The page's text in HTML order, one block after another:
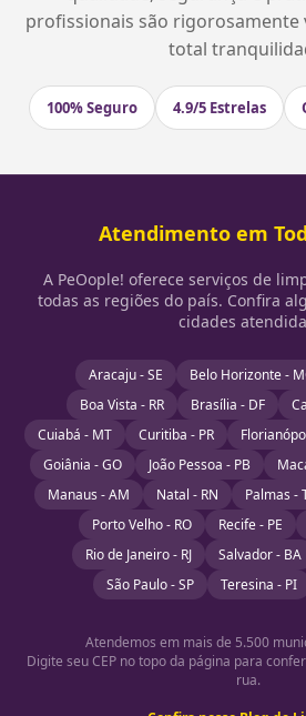
profissionais são rigorosamente
total
100% Seguro 4.9/5 Estrelas
Atendimento em
A PeOople! oferece serviços de
todas as regiões do país. Confira
cidades
Aracaju - SE Belo Horizonte -
Boa Vista - RR
Brasília - DF
Cuiabá - MT
Curitiba - PR
Goiânia - GO
João Pessoa - PB
Manaus - AM
Natal - RN Palmas -
Porto Velho - RO
Recife - PE
Rio de Janeiro - RJ
Salvador - BA
São Paulo - SP
Teresina - PI
Atendemos em mais de 5.500
Digite seu CEP no topo da página para
rua.